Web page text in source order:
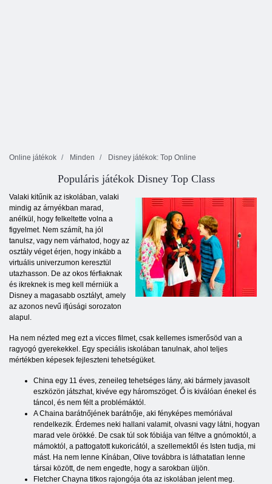
Online játékok Minden Disney játékok: Top Online
Populáris játékok Disney Top Class
Valaki kitűnik az iskolában, valaki
mindig az árnyékban marad,
anélkül, hogy felkeltette volna a
figyelmet. Nem számít, ha jól
tanulsz, vagy nem várhatod, hogy az
osztály véget érjen, hogy inkább a
virtuális univerzumon keresztül
utazhasson. De az okos férfiaknak
és ikreknek is meg kell mérniük a
Disney a magasabb osztályt, amely
az azonos nevű ifjúsági sorozaton
alapul.
Ha nem nézted meg ezt a vicces filmet, csak kellemes ismerősöd van a
ragyogó gyerekekkel. Egy speciális iskolában tanulnak, ahol teljes
mértékben képesek fejleszteni tehetségüket.
China egy 11 éves, zeneileg tehetséges lány, aki bármely javasolt
eszközön játszhat, kivéve egy háromszöget. Ő is kiválóan énekel és
táncol, és nem félt a problémáktól.
A Chaina barátnőjének barátnője, aki fényképes memóriával
rendelkezik. Érdemes neki hallani valamit, olvasni vagy látni, hogyan
marad vele örökké. De csak túl sok fóbiája van féltve a gnómoktól, a
mámoktól, a pattogatott kukoricától, a szellemektől és Isten tudja, mi
mást. Ha nem lenne Kínában, Olive továbbra is láthatatlan lenne
társai között, de nem engedte, hogy a sarokban üljön.
Fletcher Chayna titkos rajongója óta az iskolában jelent meg.